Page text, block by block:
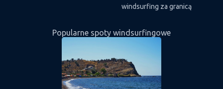
windsurfing za granicą
Popularne spoty windsurfingowe